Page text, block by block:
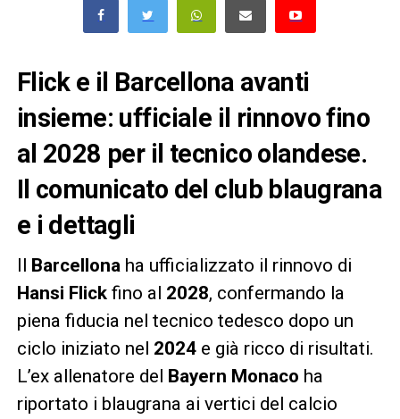
Flick e il Barcellona avanti
insieme: ufficiale il rinnovo fino
al 2028 per il tecnico olandese.
Il comunicato del club blaugrana
e i dettagli
Il Barcellona ha ufficializzato il rinnovo di
Hansi Flickfino al 2028, confermando la
piena fiducia nel tecnico tedesco dopo un
ciclo iniziato nel 2024e già ricco di risultati.
L’ex allenatore del Bayern Monaco ha
riportato i blaugrana ai vertici del calcio